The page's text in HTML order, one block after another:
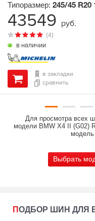
в наличии
(4)
Типоразмер: 245/45 R20
в закладки
сравнить
43549 руб.
Для просмотра всех
модели BMW X4 II (G02)
модель
Выбрать
ПОДБОР ШИН ДЛЯ